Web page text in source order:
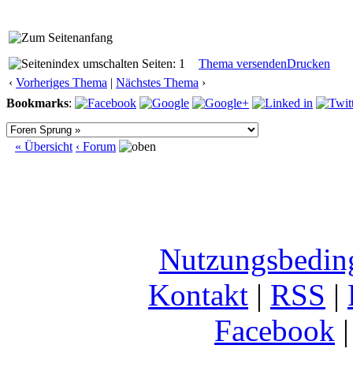
Seiten: 1 Thema versendenDrucken
‹ Vorheriges Thema | Nächstes Thema ›
Bookmarks:
« Übersicht ‹ Forum
Kontakt | RSS |
Facebook